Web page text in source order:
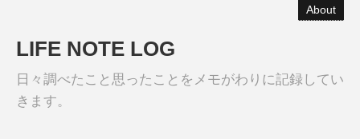
About
LIFE NOTE LOG
日々調べたこと思ったことをメモがわりに記録してい
きます。